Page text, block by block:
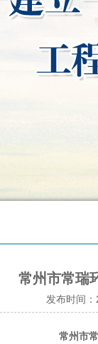
常州市常瑞
发布时间
常州市